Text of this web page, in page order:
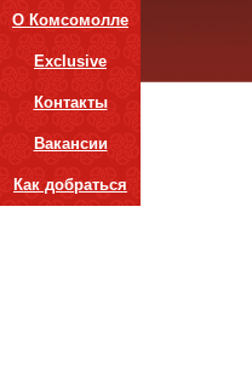
О Комсомолле
Exclusive
Контакты
Вакансии
Как добраться